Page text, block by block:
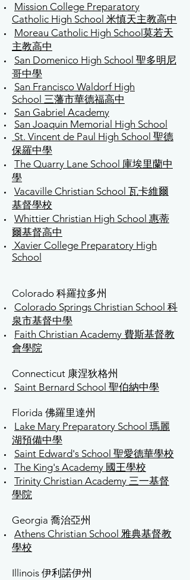
Mission College Preparatory
Catholic High School 米慎天主教高中
Moreau Catholic High School莫若天
主教高中
San Domenico High School 聖多明尼
哥中學
San Francisco Waldorf High
School 三藩市華德福高中
San Gabriel Academy
San Joaquin Memorial High School
St. Vincent de Paul High School 聖德
保羅中學
The Quarry Lane School 庫埃里蘭中
學
Vacaville Christian School 瓦卡維爾
基督學校
Whittier Christian High School 惠蒂
爾基督高中
Xavier College Preparatory High
School
Colorado 科羅拉多州
Colorado Springs Christian School 科
泉市基督中學
Faith Christian Academy 費斯基督教
會學院
Connecticut 康涅狄格州
Saint Bernard School 聖伯納中學
Florida 佛羅里達州
Lake Mary Preparatory School 瑪麗
湖預備中學
Saint Edward's School 聖愛德華學校
The King's Academy 國王學校
Trinity Christian Academy 三一基督
學院
Georgia 喬治亞州
Athens Christian School 雅典基督教
學校
Illinois 伊利諾伊州